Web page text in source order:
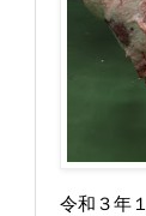
令和３年